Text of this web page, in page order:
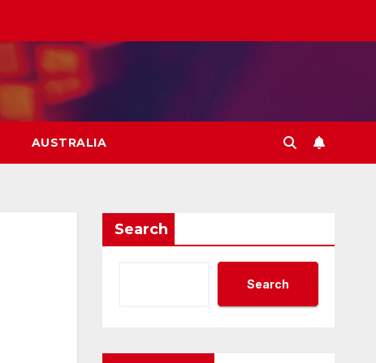
AUSTRALIA
Search
Search